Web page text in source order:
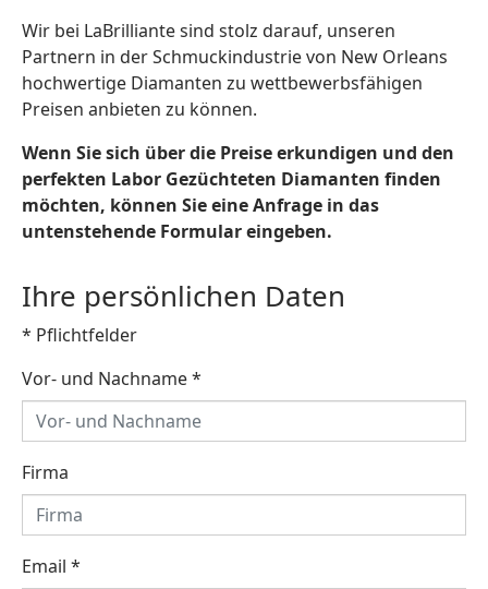
Wir bei LaBrilliante sind stolz darauf, unseren
Partnern in der Schmuckindustrie von New Orleans
hochwertige Diamanten zu wettbewerbsfähigen
Preisen anbieten zu können.
Wenn Sie sich über die Preise erkundigen und den
perfekten Labor Gezüchteten Diamanten finden
möchten, können Sie eine Anfrage in das
untenstehende Formular eingeben.
Ihre persönlichen Daten
* Pflichtfelder
Vor- und Nachname*
Firma
Email *